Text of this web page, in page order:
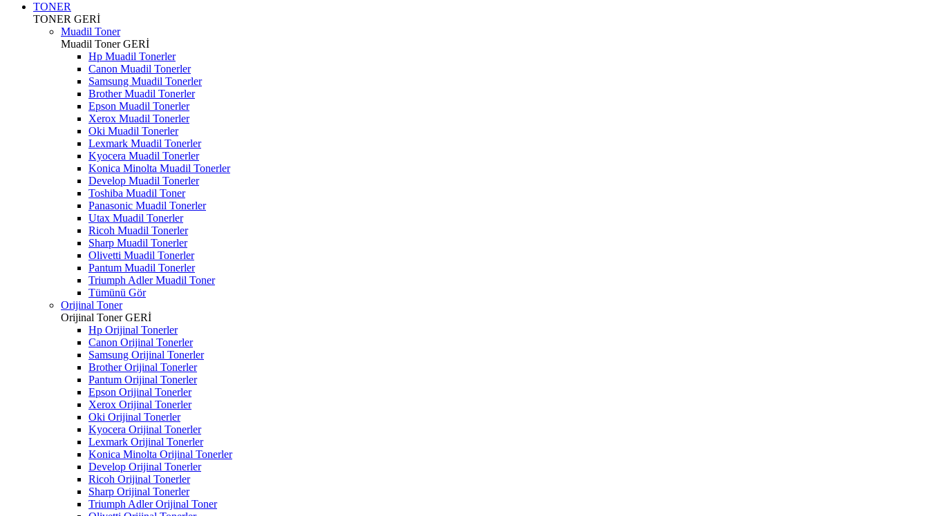
TONER
TONER GERİ
Muadil Toner
Muadil TonerGERİ
Hp Muadil Tonerler
Canon Muadil Tonerler
Samsung Muadil Tonerler
Brother Muadil Tonerler
Epson Muadil Tonerler
Xerox Muadil Tonerler
Oki Muadil Tonerler
Lexmark Muadil Tonerler
Kyocera Muadil Tonerler
Konica Minolta Muadil Tonerler
Develop Muadil Tonerler
Toshiba Muadil Toner
Panasonic Muadil Tonerler
Utax Muadil Tonerler
Ricoh Muadil Tonerler
Sharp Muadil Tonerler
Olivetti Muadil Tonerler
Pantum Muadil Tonerler
Triumph Adler Muadil Toner
Tümünü Gör
Orijinal Toner
Orijinal TonerGERİ
Hp Orijinal Tonerler
Canon Orijinal Tonerler
Samsung Orijinal Tonerler
Brother Orijinal Tonerler
Pantum Orijinal Tonerler
Epson Orijinal Tonerler
Xerox Orijinal Tonerler
Oki Orijinal Tonerler
Kyocera Orijinal Tonerler
Lexmark Orijinal Tonerler
Konica Minolta Orijinal Tonerler
Develop Orijinal Tonerler
Ricoh Orijinal Tonerler
Sharp Orijinal Tonerler
Triumph Adler Orijinal Toner